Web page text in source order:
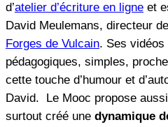
d’atelier d’écriture en ligne et
David Meulemans, directeur
Forges de Vulcain. Ses
pédagogiques, simples,
cette touche d’humour et
David. Le Mooc propose
surtout créé une dynamique